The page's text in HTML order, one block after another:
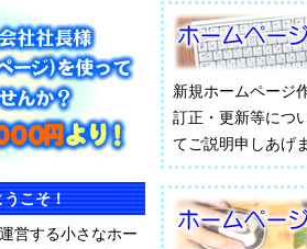
うこそ！
営する小さなホー
新規ホームページ
訂正・更新等につ
てご説明申しあげ